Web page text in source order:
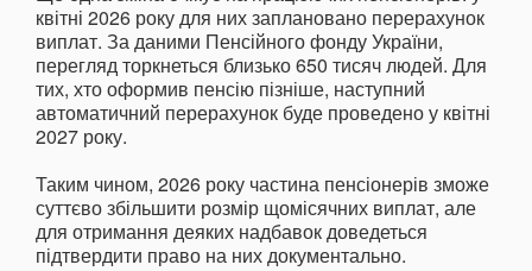
квітні 2026 року для них заплановано перерахунок
виплат. За даними Пенсійного фонду України,
перегляд торкнеться близько 650 тисяч людей. Для
тих, хто оформив пенсію пізніше, наступний
автоматичний перерахунок буде проведено у квітні
2027 року.
Таким чином, 2026 року частина пенсіонерів зможе
суттєво збільшити розмір щомісячних виплат, але
для отримання деяких надбавок доведеться
підтвердити право на них документально.